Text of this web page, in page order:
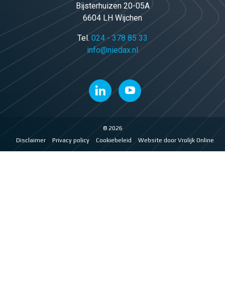
Bijsterhuizen 20-05A
6604 LH Wijchen
Tel. 024 - 378 85 33
info@niedax.nl
© 2026
Disclaimer
Privacy policy Cookiebeleid Website door Vrolijk Online